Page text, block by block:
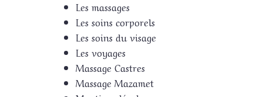
Les massages
Les soins corporels
Les soins du visage
Les voyages
Massage Castres
Massage Mazamet